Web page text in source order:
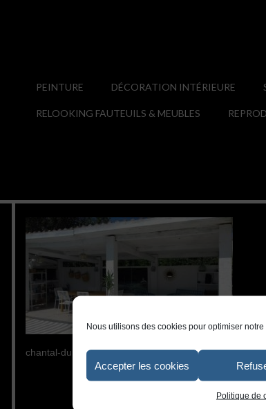
Nous utilisons des cookies pour optimiser notre
Accepter les cookies
Politique de
PEINTURE DÉCORATION INTÉRIEURE
RELOOKING FAUTEUILS & MEUBLES
chantal-dupetit-peintre-artiste-decoration-exterieur-